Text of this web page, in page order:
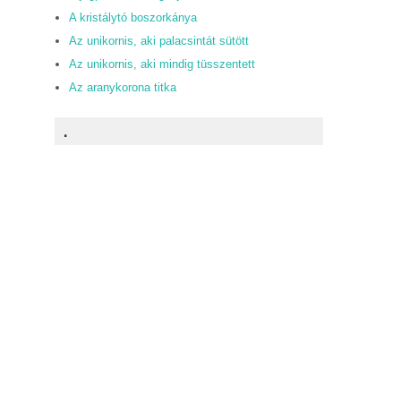
A kristálytó boszorkánya
Az unikornis, aki palacsintát sütött
Az unikornis, aki mindig tüsszentett
Az aranykorona titka
.